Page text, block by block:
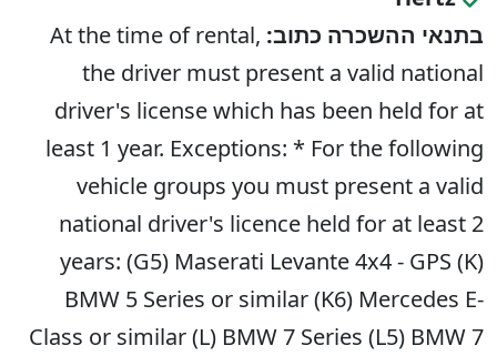
בתנאי ההשכרה כתוב: At the time of rental,
the driver must present a valid national
driver's license which has been held for at
least 1 year. Exceptions: * For the following
vehicle groups you must present a valid
national driver's licence held for at least 2
years: (G5) Maserati Levante 4x4 - GPS (K)
BMW 5 Series or similar (K6) Mercedes E-
Class or similar (L) BMW 7 Series (L5) BMW 7